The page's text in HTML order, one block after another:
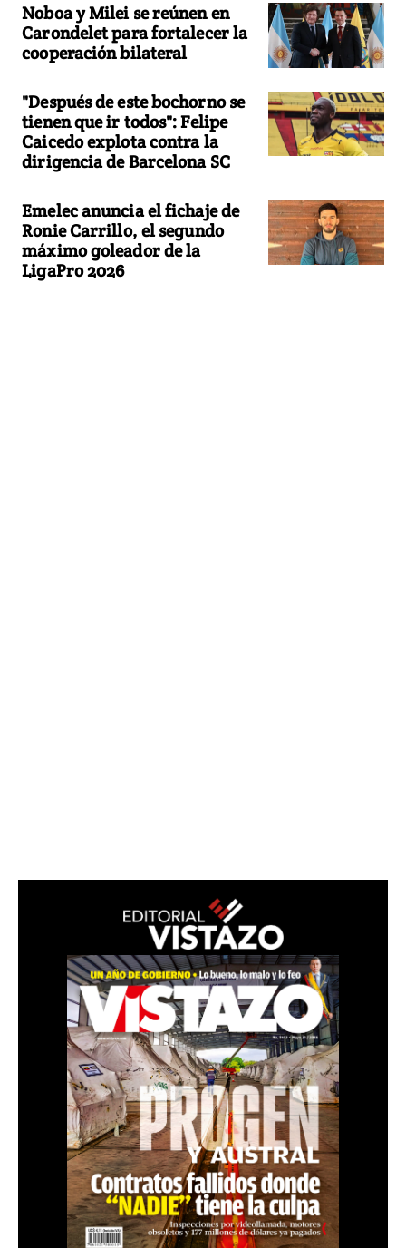
Noboa y Milei se reúnen en
Carondelet para fortalecer la
cooperación bilateral
"Después de este bochorno se
tienen que ir todos": Felipe
Caicedo explota contra la
dirigencia de Barcelona SC
Emelec anuncia el fichaje de
Ronie Carrillo, el segundo
máximo goleador de la
LigaPro 2026